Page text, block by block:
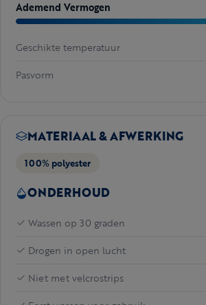
Ademend Vermogen
Geschikte temperatuur
Pasvorm
MATERIAAL & AFWERKING
100% polyester
ONDERHOUD
Wassen op 30 graden
Drogen in open lucht
Niet met velcrostrips